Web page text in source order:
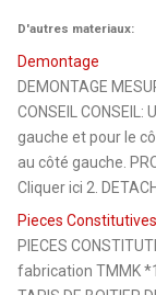
D'autres materiaux:
Demontage
DEMONTAGE
CONSEIL
gauche et pour le
au côté gauche.
Cliquer ici 2.
Pieces Constitutives
PIECES
fabrication TMMK *1